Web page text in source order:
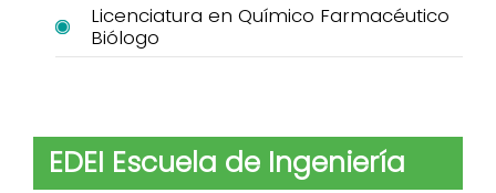
Licenciatura en Químico Farmacéutico
Biólogo
EDEI Escuela de Ingeniería